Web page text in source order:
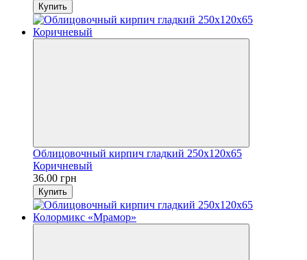
Купить
Облицовочный кирпич гладкий 250х120х65
Коричневый
36.00 грн
Купить